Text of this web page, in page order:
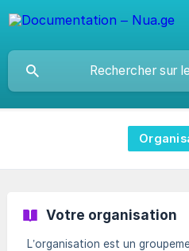
Votre organisation
L’organisation est un